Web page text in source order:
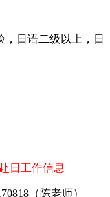
日语二级以上，日
日工作信息
（陈老师）